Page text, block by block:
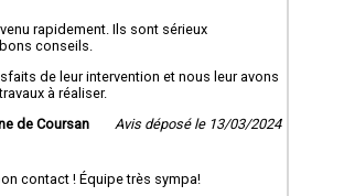
rapidement. Ils sont sérieux
conseils.
de leur intervention et nous leur avons
à réaliser.
de Coursan
Avis déposé le 13/03/2024
contact ! Équipe très sympa!